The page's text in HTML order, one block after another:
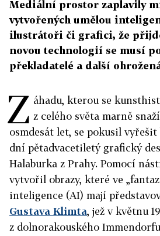
Mediální prostor zaplavily
vytvořených umělou
ilustrátoři či grafici, že
novou technologií se musí
překladatelé a další
Z áhadu, kterou se
z celého světa marně
osmdesát let, se pokusil
dní pětadvacetiletý grafický
Halaburka z Prahy. Pomocí
vytvořil obrazy, které ve
inteligence (AI) mají
Gustava Klimta, jež v květnu
z dolnorakouského